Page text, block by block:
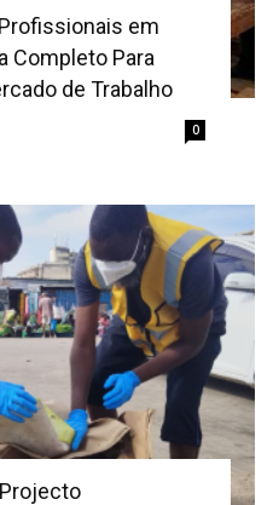
em
Completo Para
de Trabalho
0